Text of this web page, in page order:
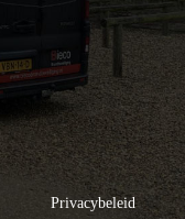
Privacybeleid